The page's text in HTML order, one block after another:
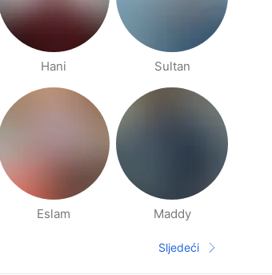
Hani Sultan
Eslam Maddy
Sljedeća stranica
Sljedeći